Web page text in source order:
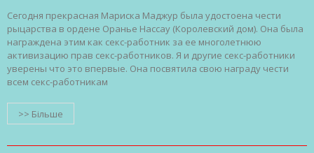
Сегодня прекрасная Мариска Маджур была удостоена чести
рыцарства в ордене Оранье Нассау (Королевский дом). Она была
награждена этим как секс-работник за ее многолетнюю
активизацию прав секс-работников. Я и другие секс-работники
уверены что это впервые. Она посвятила свою награду чести
всем секс-работникам
>> Більше